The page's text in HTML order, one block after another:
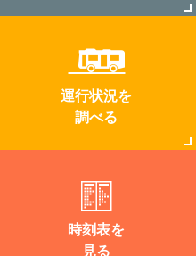
運行状況を
調べる
時刻表を
見る